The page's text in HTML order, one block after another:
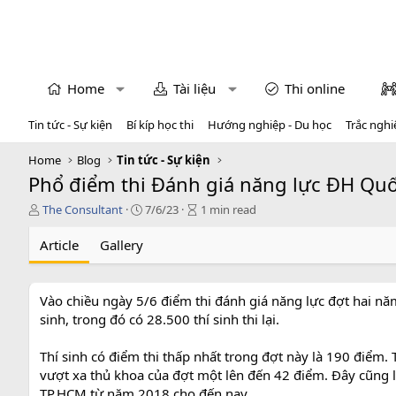
Home Tài liệu Thi online
Tin tức - Sự kiện Bí kíp học thi Hướng nghiệp - Du học Trắc
Home Blog Tin tức - Sự kiện
Phổ điểm thi Đánh giá năng lực ĐH
T
c
The Consultant
P
h
d
t
7/6/23
A
e
r
a
t
1 min read
Article Gallery
Vào chiều ngày 5/6 điểm thi đánh giá năng lực đợt hai
sinh, trong đó có 28.500 thí sinh thi lại.
Thí sinh có điểm thi thấp nhất trong đợt này là 190
vượt xa thủ khoa của đợt một lên đến 42 điểm. Đây